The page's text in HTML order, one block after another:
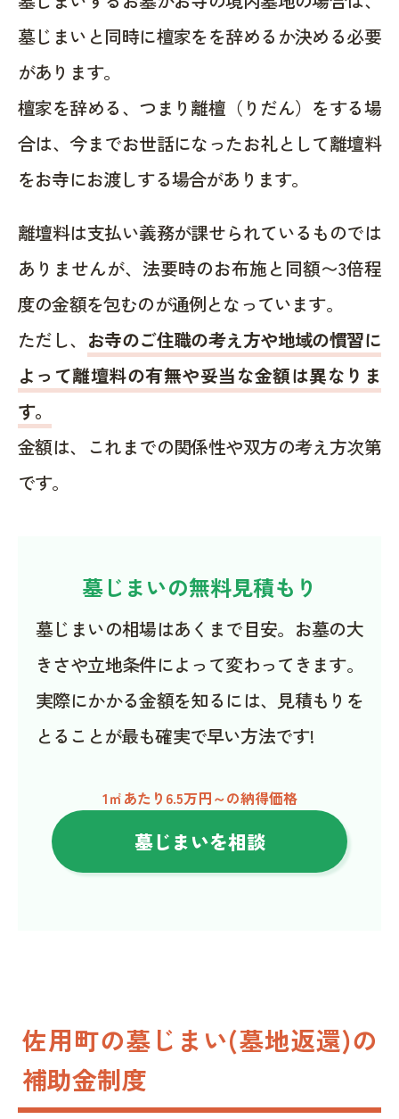
墓じまいと同時に檀家をを辞めるか決める必要
があります。
檀家を辞める、つまり離檀（りだん）をする場
合は、今までお世話になったお礼として離壇料
をお寺にお渡しする場合があります。
離壇料は支払い義務が課せられているものでは
ありませんが、法要時のお布施と同額〜3倍程
度の金額を包むのが通例となっています。
ただし、 お寺のご住職の考え方や地域の慣習に
よって離壇料の有無や妥当な金額は異なりま
す。
金額は、これまでの関係性や双方の考え方次第
です。
墓じまいの無料見積もり
墓じまいの相場はあくまで目安。お墓の大
きさや立地条件によって変わってきます。
実際にかかる金額を知るには、見積もりを
とることが最も確実で早い方法です!
1㎡あたり6.5万円～の納得価格
墓じまいを相談
佐用町の墓じまい(墓地返還)の
補助金制度